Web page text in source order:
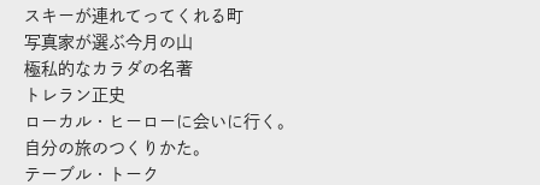
スキーが連れてってくれる町
写真家が選ぶ今月の山
極私的なカラダの名著
トレラン正史
ローカル・ヒーローに会いに行く。
自分の旅のつくりかた。
テーブル・トーク